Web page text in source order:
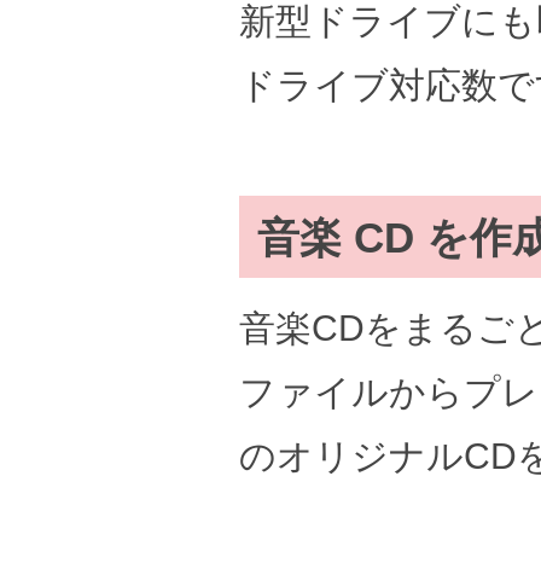
新型ドライブに
ドライブ対応数
音楽 CD を作
音楽CDをまるご
ファイルからプ
のオリジナルCD